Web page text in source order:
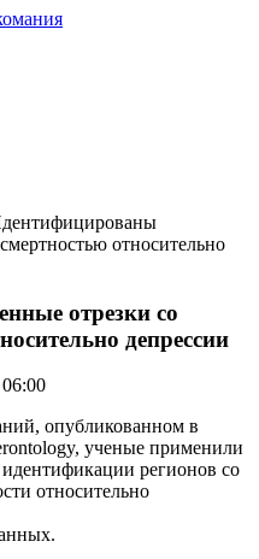
относительно
отрезки со
депрессии
опубликованном в
ученые применили
регионов со
относительно